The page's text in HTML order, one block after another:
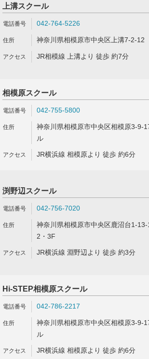
上溝スクール
042-764-5226
神奈川県相模原市中央区上溝7-2-12
JR相模線 上溝より 徒歩 約7分
相模原スクール
042-755-5800
神奈川県相模原市中央区相模原3-9-
ル
JR横浜線 相模原より 徒歩 約6分
渕野辺スクール
042-756-7020
神奈川県相模原市中央区鹿沼台1-
2・3F
JR横浜線 淵野辺より 徒歩 約3分
Hi-STEP相模原スクール
042-786-2217
神奈川県相模原市中央区相模原3-9-
ル
JR横浜線 相模原より 徒歩 約6分